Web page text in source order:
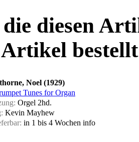
diesen
Noel (1929)
Tunes for Organ
Orgel 2hd.
Kevin Mayhew
in 1 bis 4 Wochen info